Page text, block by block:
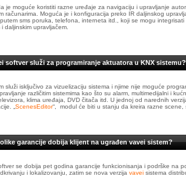
je moguće koristiti razne uređaje za navigaciju i upravljanje
računarima. Moguća je i konfiguracija preko IR daljinskog
sms poruka, telefona, interneta itd., koji se mogu integrisati
i daljinskim upravljačem.
softver služi za programiranje aktuatora u KNX sistemu?
služi isključivo za vizuelizaciju sistema i njime nije moguće
različitim sistemima kao što su alarm, multimedijalni i
klima uređaja, DVD čitača itd. U jednoj od narednih
„ ScenesEditor“, modul će biti u stanju da kreira razne scene,
garancije dobija klijent na ugrađen vavei sistem?
se dobija pet godina garancije funkcionisanja i podrške na
i lokalizovanju, zatim se nova verzija vavei sistema